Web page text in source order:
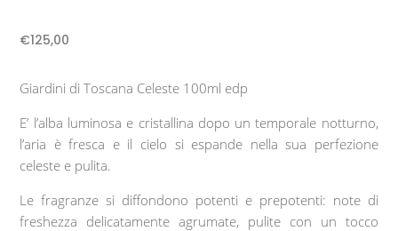
€125,00
Giardini di Toscana Celeste 100ml edp
E’ l’alba luminosa e cristallina dopo un temporale notturno,
l’aria è fresca e il cielo si espande nella sua perfezione
celeste e pulita.
Le fragranze si diffondono potenti e prepotenti: note di
freshezza delicatamente agrumate, pulite con un tocco